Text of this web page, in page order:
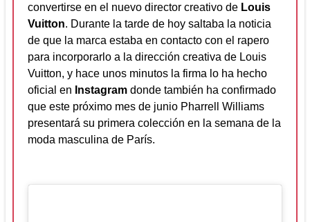
convertirse en el nuevo director creativo de Louis
Vuitton. Durante la tarde de hoy saltaba la noticia
de que la marca estaba en contacto con el rapero
para incorporarlo a la dirección creativa de Louis
Vuitton, y hace unos minutos la firma lo ha hecho
oficial en Instagram donde también ha confirmado
que este próximo mes de junio Pharrell Williams
presentará su primera colección en la semana de la
moda masculina de París.